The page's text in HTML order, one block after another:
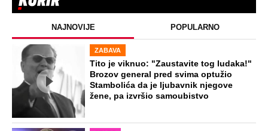
NAJNOVIJE POPULARNO
ZABAVA
Tito je viknuo: "Zaustavite tog ludaka!"
Brozov general pred svima optužio
Stambolića da je ljubavnik njegove
žene, pa izvršio samoubistvo